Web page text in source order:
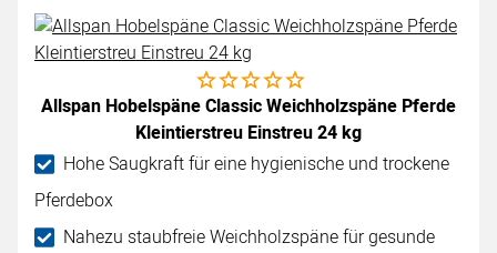
Noch keine Bewertungen abgegeben
Allspan Hobelspäne Classic Weichholzspäne Pferde
Kleintierstreu Einstreu 24 kg
Hohe Saugkraft für eine hygienische und trockene
Pferdebox
Nahezu staubfreie Weichholzspäne für gesunde